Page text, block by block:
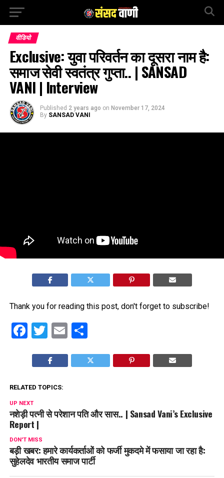
वीडियो
Exclusive: युवा परिवर्तन का दूसरा नाम है:
समाज सेवी स्वतंत्र गुप्ता.. | SANSAD
VANI | Interview
Published 2 years ago on November 17, 2024
By SANSAD VANI
Thank you for reading this post, don't forget to subscribe!
Facebook
Twitter
EmailShare
RELATED TOPICS:
UP NEXT
नशेड़ी पत्नी से परेशान पति और सास.. | Sansad Vani’s Exclusive
Report |
DON'T MISS
बड़ी खबर: हमारे कार्यकर्ताओं को फर्जी मुकदमे में फसाया जा रहा है:
सुहेलदेव भारतीय समाज पार्टी